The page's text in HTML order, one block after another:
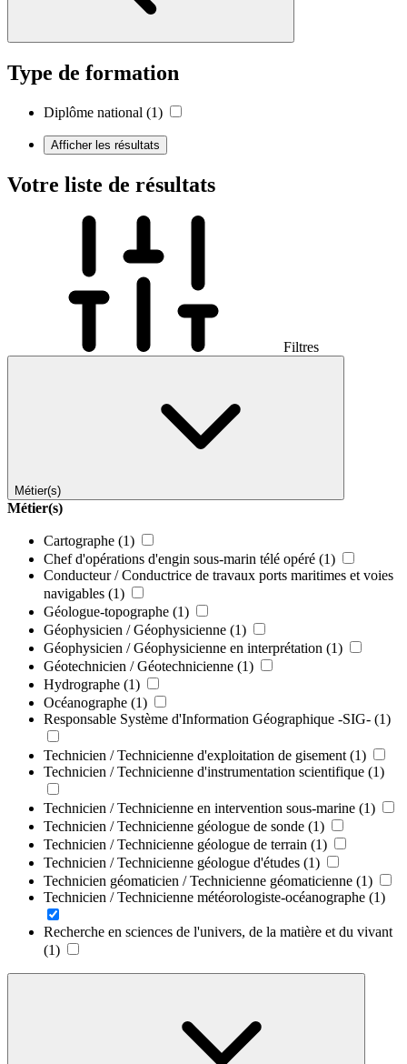
Type de formation
Diplôme national (1)
Afficher les résultats
Votre liste de résultats
Filtres
Métier(s)
Métier(s)
Cartographe (1)
Chef d'opérations d'engin sous-marin télé opéré (1)
Conducteur / Conductrice de travaux ports maritimes et voies
navigables (1)
Géologue-topographe (1)
Géophysicien / Géophysicienne (1)
Géophysicien / Géophysicienne en interprétation (1)
Géotechnicien / Géotechnicienne (1)
Hydrographe (1)
Océanographe (1)
Responsable Système d'Information Géographique -SIG- (1)
Technicien / Technicienne d'exploitation de gisement (1)
Technicien / Technicienne d'instrumentation scientifique (1)
Technicien / Technicienne en intervention sous-marine (1)
Technicien / Technicienne géologue de sonde (1)
Technicien / Technicienne géologue de terrain (1)
Technicien / Technicienne géologue d'études (1)
Technicien géomaticien / Technicienne géomaticienne (1)
Technicien / Technicienne météorologiste-océanographe (1)
Recherche en sciences de l'univers, de la matière et du vivant
(1)